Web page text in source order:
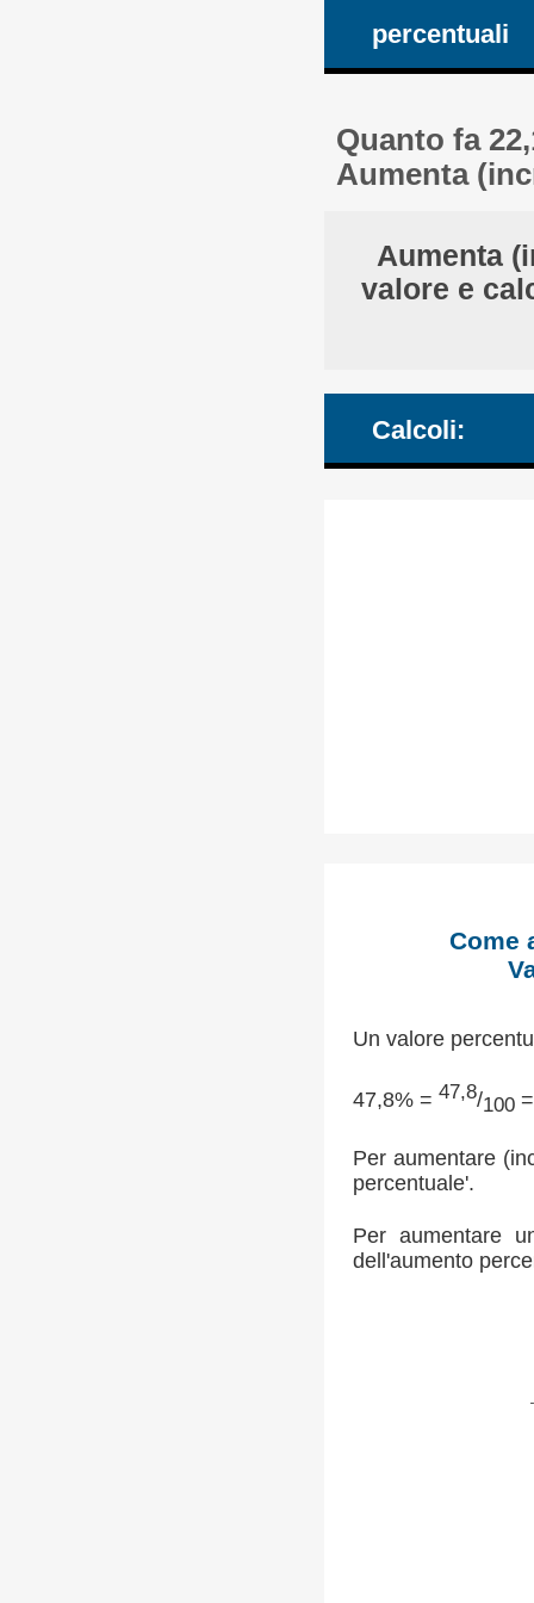
percentuali
Quanto fa
Aumenta
Aumenta
valore e
Calcoli:
Come
Un valore
47,8% = 47,8/100=
Per aumentare
percentuale'.
Per aumentare
dell'aumento